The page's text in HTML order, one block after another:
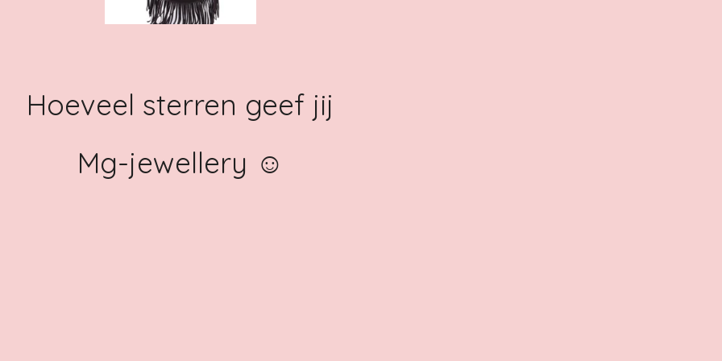
Hoeveel sterren geef jij
Mg-jewellery ☺️